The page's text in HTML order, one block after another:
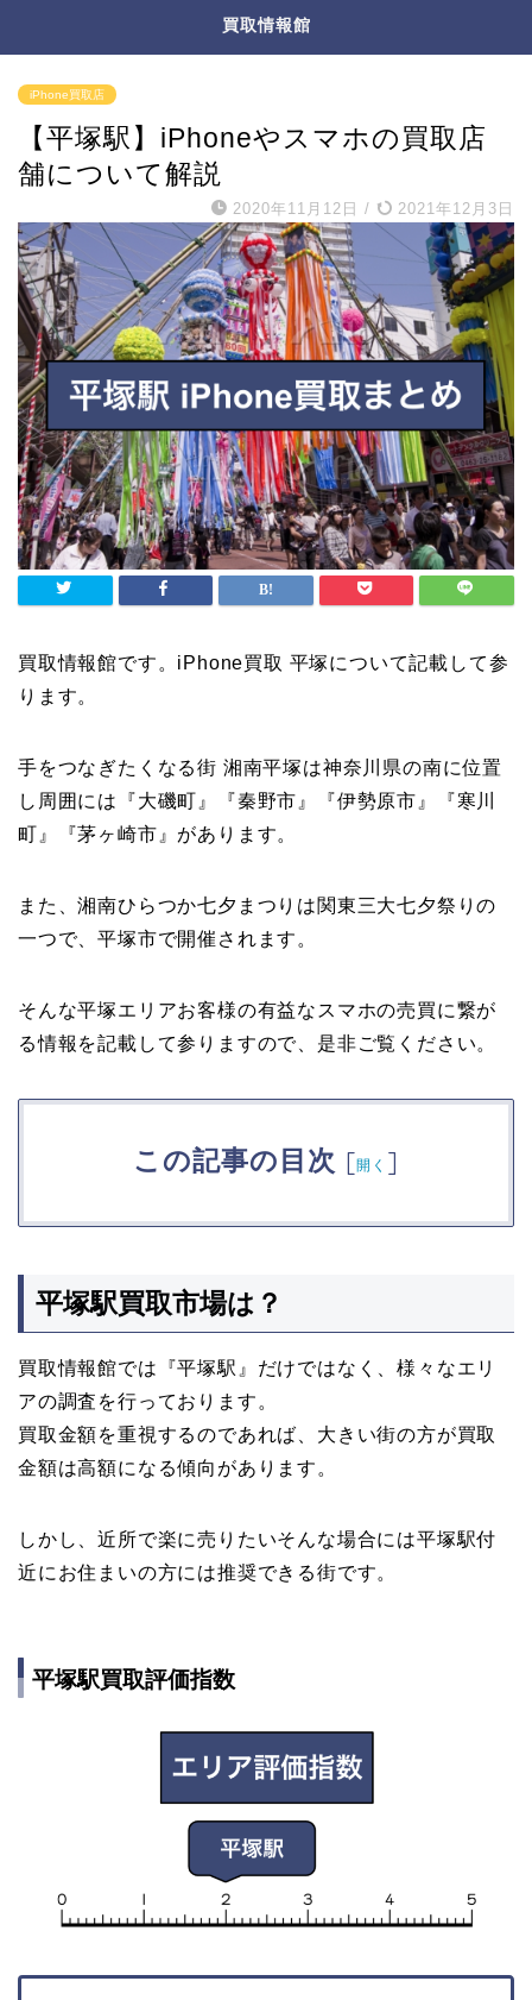
買取情報館
iPhone買取店
【平塚駅】iPhoneやスマホの買取店
舗について解説
2020年11月12日 / 2021年12月3日
買取情報館です。iPhone買取 平塚について記載して参
ります。
手をつなぎたくなる街 湘南平塚は神奈川県の南に位置
し周囲には『大磯町』『秦野市』『伊勢原市』『寒川
町』『茅ヶ崎市』があります。
また、湘南ひらつか七夕まつりは関東三大七夕祭りの
一つで、平塚市で開催されます。
そんな平塚エリアお客様の有益なスマホの売買に繋が
る情報を記載して参りますので、是非ご覧ください。
この記事の目次 [開く ]
平塚駅買取市場は？
買取情報館では『平塚駅』だけではなく、様々なエリ
アの調査を行っております。
買取金額を重視するのであれば、大きい街の方が買取
金額は高額になる傾向があります。
しかし、近所で楽に売りたいそんな場合には平塚駅付
近にお住まいの方には推奨できる街です。
平塚駅買取評価指数